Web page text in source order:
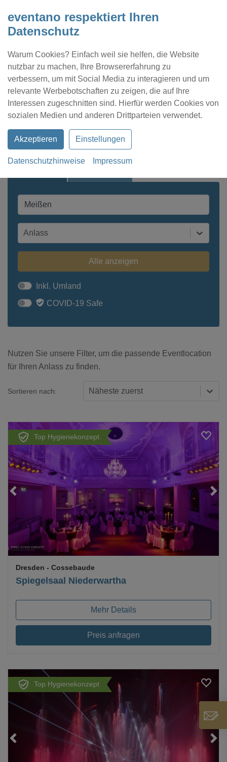
eventano respektiert Ihren
Datenschutz
Warum Cookies? Einfach weil sie helfen, die Website
nutzbar zu machen, Ihre Browsererfahrung zu
verbessern, um mit Social Media zu interagieren und um
relevante Werbebotschaften zu zeigen, die auf Ihre
Interessen zugeschnitten sind. Hierfür werden Cookies von
sozialen Medien und anderen Drittparteien verwendet.
Akzeptieren Einstellungen
Datenschutzhinweise Impressum
Kontakt Location eintragen Profil
Anlass
Alle anzeigen
Inkl. Umland
COVID-19 Safe
Nutzen Sie unsere Filter, um die passende Eventlocation
für Ihren Anlass zu finden.
Sortieren nach: Näheste zuerst
Top Hygienekonzept
Loading...
Spiegelsaal Niederwartha
Dresden - Cossebaude
Mehr Details
Preis anfragen
Top Hygienekonzept